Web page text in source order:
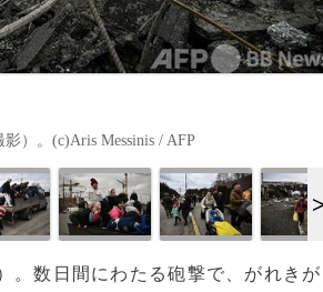
）。(c)Aris Messinis / AFP
。数日間にわたる砲撃で、がれきが